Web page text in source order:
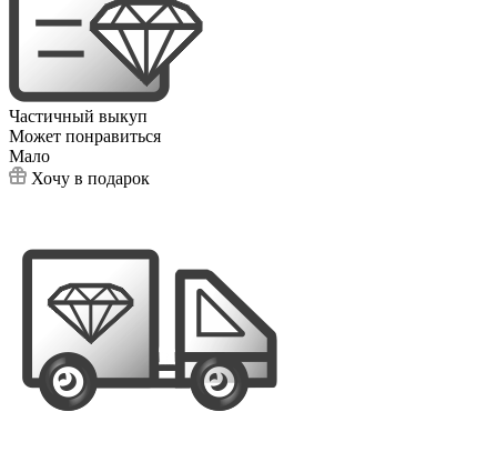
Частичный выкуп
Может понравиться
Мало
Хочу в подарок